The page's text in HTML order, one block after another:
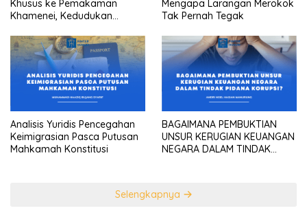
Khusus ke Pemakaman
Khamenei, Kedudukan
sebagai “the highest
diplomatic head””
Mengapa Larangan Merokok
Tak Pernah Tegak
Analisis Yuridis Pencegahan
Keimigrasian Pasca Putusan
Mahkamah Konstitusi
BAGAIMANA PEMBUKTIAN
UNSUR KERUGIAN KEUANGAN
NEGARA DALAM TINDAK
Selengkapnya